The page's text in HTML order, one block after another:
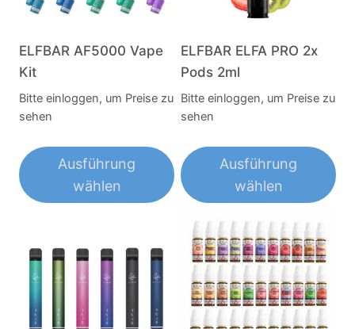
ELFBAR AF5000 Vape
Kit
Bitte einloggen, um Preise zu
sehen
Ausführung
wählen
weist
mehrere
Varianten
auf.
ELFBAR ELFA PRO 2x
Pods 2ml
Bitte einloggen, um Preise zu
sehen
Ausführung
wählen
Produkt
weist
mehrere
Varianten
auf.